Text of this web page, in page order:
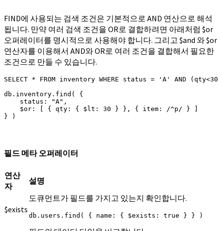
FIND에 사용되는 검색 조건은 기본적으로 AND 연산으로 해석
됩니다. 만약 여러 검색 조건을 OR로 결합하려면 아래처럼 $or
오퍼레이터를 명시적으로 사용해야 합니다. 그리고 $and 와 $or
연산자를 이용해서 AND와 OR로 여러 조건을 결합해서 필요한
조건으로 만들 수 있습니다.
SELECT * FROM inventory WHERE status = 'A' AND
db.inventory.find( {
    status: "A",
    $or: [ { qty: { $lt: 30 } }, { item: /^p/ } ]
} )
필드 메타 오퍼레이터
연산
자
설명
$exists
도큐먼트가 필드를 가지고 있는지 확인합니다.
db.users.find( { name: { $exists: true } } )